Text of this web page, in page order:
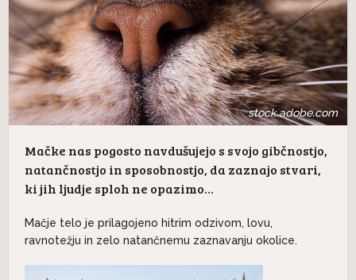
stock.adobe.com
Mačke nas pogosto navdušujejo s svojo gibčnostjo,
natančnostjo in sposobnostjo, da zaznajo stvari,
ki jih ljudje sploh ne opazimo…
Mačje telo je prilagojeno hitrim odzivom, lovu,
ravnotežju in zelo natančnemu zaznavanju okolice.